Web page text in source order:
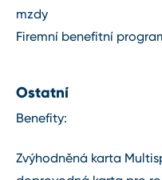
mzdy
Firemní benefitní
Ostatní
Benefity:
Zvýhodněná karta